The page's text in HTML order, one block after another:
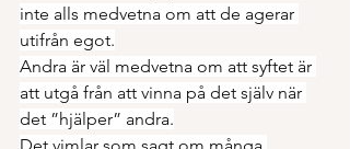
inte alls medvetna om att de agerar
utifrån egot.
Andra är väl medvetna om att syftet är
att utgå från att vinna på det själv när
det ”hjälper” andra.